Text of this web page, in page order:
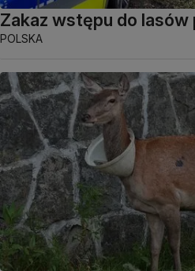
Zakaz wstępu do lasów
POLSKA